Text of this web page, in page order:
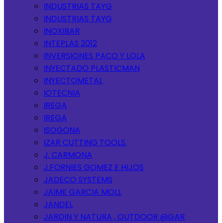
INDUSTRIAS TAYG
INDUSTRIAS TAYG
INOXIBAR
INTEPLAS 2012
INVERSIONES PACO Y LOLA
INYECTADO PLASTICMAN
INYECTOMETAL
IOTECNIA
IREGA
IREGA
ISOGONA
IZAR CUTTING TOOLS.
J. CARMONA
J.FORNIES GOMEZ E HIJOS
JADECO SYSTEMS
JAIME GARCIA MOLL
JANDEL
JARDIN Y NATURA , OUTDOOR @GAR